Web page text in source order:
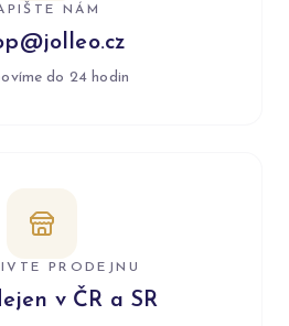
NÁM
do 24 hodin
PRODEJNU
v ČR a SR